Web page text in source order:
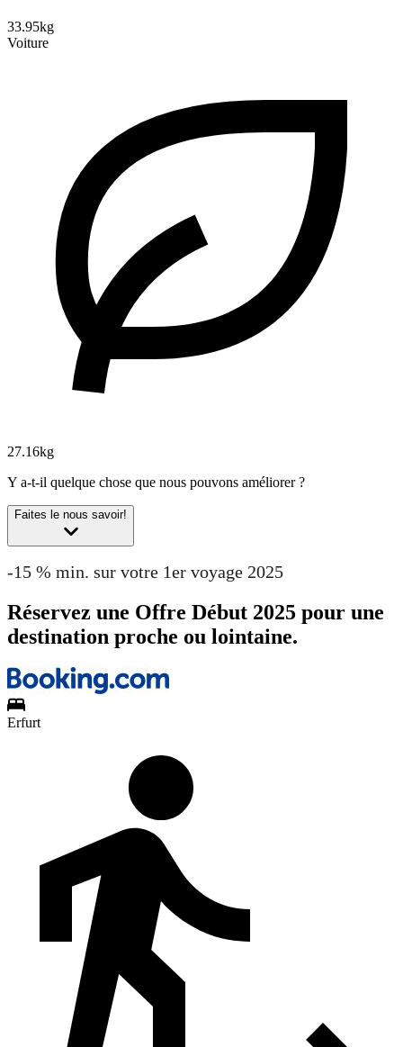
33.95kg
Voiture
27.16kg
Y a-t-il quelque chose que nous pouvons améliorer ?
Faites le nous savoir!
-15 % min. sur votre 1er voyage 2025
Réservez une Offre Début 2025 pour une
destination proche ou lointaine.
Erfurt